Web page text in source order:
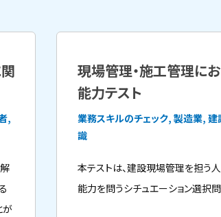
,
が
現場管理・施工管理に
能力テスト
業務スキルのチェック, 製造業,
識
本テストは、建設現場管理を担う
能力を問うシチュエーション選択問